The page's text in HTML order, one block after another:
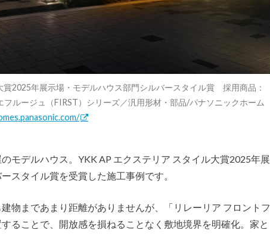
賞2025年展示場・モデルハウス部門シルバースタイル賞 採用商品：
フルージュ（FIRST）シリーズ／汎用形材・部品/パナソニックホーム
モデルハウス。YKK AP エクステリア スタイル大賞2025年展
スタイル賞を受賞した施工事例です。
物まであまり距離がありませんが、「リレーリア フロントフ
ることで、開放感を損ねることなく敷地境界を明確化。家と